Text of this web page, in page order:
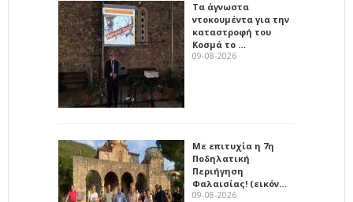
Τα άγνωστα
ντοκουμέντα για την
καταστροφή του
Κοσμά το …
09-08-2026
Με επιτυχία η 7η
Ποδηλατική
Περιήγηση
Φαλαισίας! (εικόν…
09-08-2026